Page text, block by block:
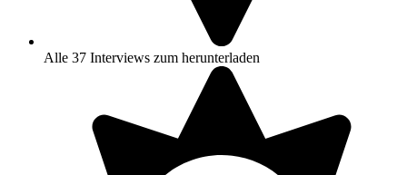
Alle 37 Interviews zum herunterladen